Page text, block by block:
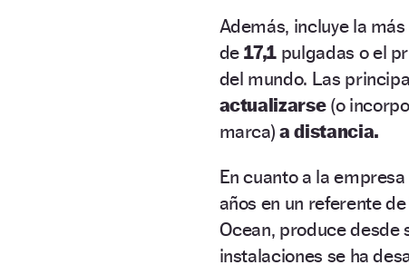
Además, incluye la
de 17,1 pulgadas o el
del mundo. Las
actualizarse(o
marca)a distancia.
En cuanto a la
años en un referente
Ocean, produce
instalaciones se ha